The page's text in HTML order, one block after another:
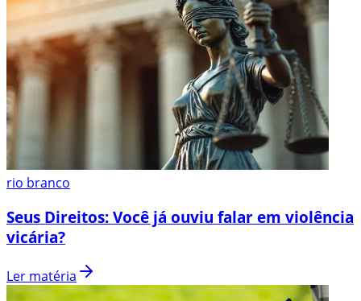
rio branco
Seus Direitos: Você já ouviu falar em violência
vicária?
Ler matéria